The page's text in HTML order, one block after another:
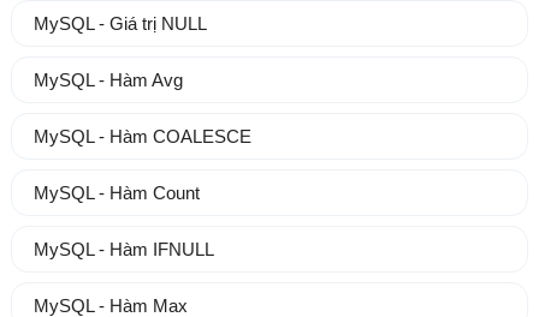
MySQL - Giá trị NULL
MySQL - Hàm Avg
MySQL - Hàm COALESCE
MySQL - Hàm Count
MySQL - Hàm IFNULL
MySQL - Hàm Max